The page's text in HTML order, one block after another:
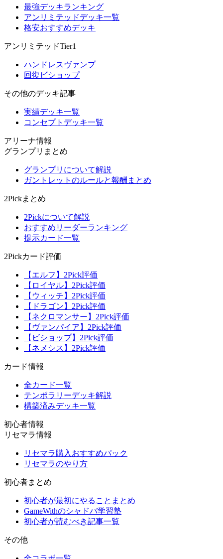
最強デッキランキング
アンリミテッドデッキ一覧
格安おすすめデッキ
アンリミテッドTier1
ハンドレスヴァンプ
回復ビショップ
その他のデッキ記事
実績デッキ一覧
コンセプトデッキ一覧
アリーナ情報
グランプリまとめ
グランプリについて解説
ガントレットのルールと報酬まとめ
2Pickまとめ
2Pickについて解説
おすすめリーダーランキング
提示カード一覧
2Pickカード評価
【エルフ】2Pick評価
【ロイヤル】2Pick評価
【ウィッチ】2Pick評価
【ドラゴン】2Pick評価
【ネクロマンサー】2Pick評価
【ヴァンパイア】2Pick評価
【ビショップ】2Pick評価
【ネメシス】2Pick評価
カード情報
全カード一覧
テンポラリーデッキ解説
構築済みデッキ一覧
初心者情報
リセマラ情報
リセマラ購入おすすめパック
リセマラのやり方
初心者まとめ
初心者が最初にやることまとめ
GameWithのシャドバ学習塾
初心者が読むべき記事一覧
その他